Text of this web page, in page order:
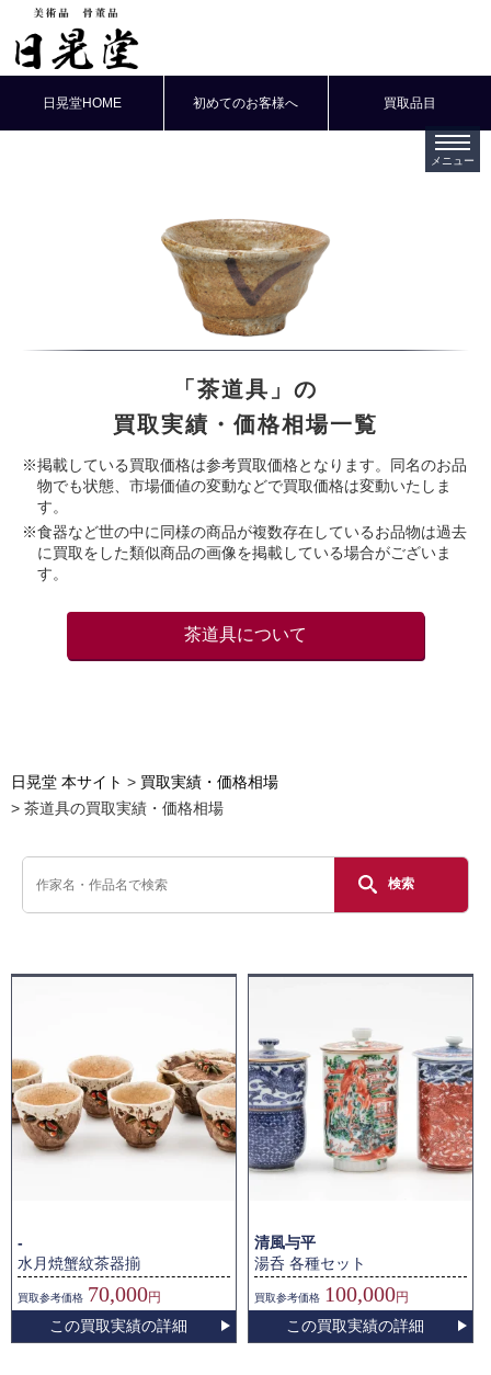
日晃堂HOME 初めてのお客様へ 買取品目
「茶道具」の
買取実績・価格相場一覧
※掲載している買取価格は参考買取価格となります。同名のお品
物でも状態、市場価値の変動などで買取価格は変動いたしま
す。
※食器など世の中に同様の商品が複数存在しているお品物は過去
に買取をした類似商品の画像を掲載している場合がございま
す。
茶道具について
日晃堂 本サイト
買取実績・価格相場
茶道具の買取実績・価格相場
検索
-
水月焼蟹紋茶器揃
買取参考価格 70,000円
この買取実績の詳細
清風与平
湯呑 各種セット
買取参考価格 100,000円
この買取実績の詳細